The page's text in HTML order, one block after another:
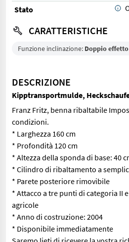
Stato
CARATTERISTICHE
Funzione inclinazione: Doppio
DESCRIZIONE
Kipptransportmulde,
Franz Fritz, benna ribaltabile
condizioni.
* Larghezza 160 cm
* Profondità 120 cm
* Altezza della sponda di base: 40
* Cilindro di ribaltamento a
* Parete posteriore rimovibile
* Attacco a tre punti di categoria II
agricole
* Anno di costruzione: 2004
* Disponibile immediatamente